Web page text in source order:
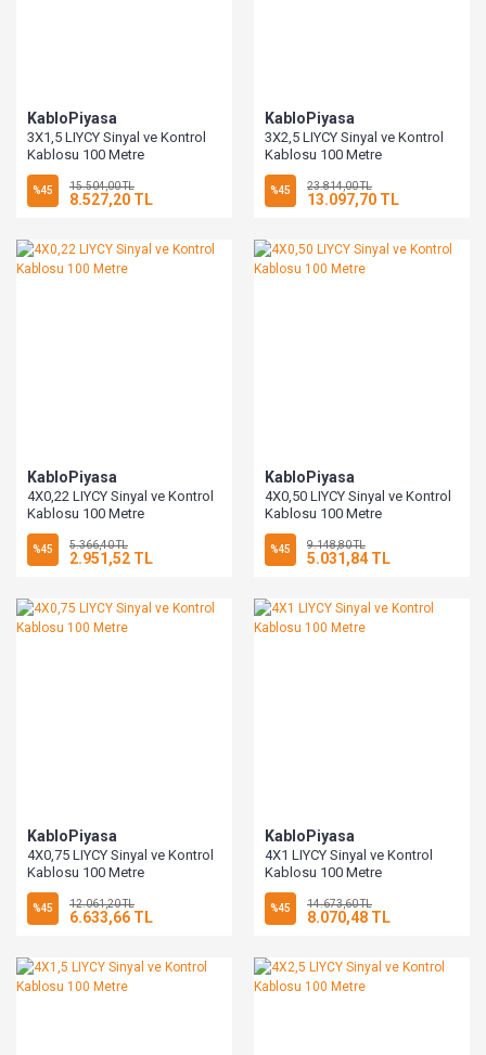
KabloPiyasa
3X1,5 LIYCY Sinyal ve Kontrol
Kablosu 100 Metre
%45 15.504,00 TL
8.527,20 TL
KabloPiyasa
3X2,5 LIYCY Sinyal ve Kontrol
Kablosu 100 Metre
%45 23.814,00 TL
13.097,70 TL
KabloPiyasa
4X0,22 LIYCY Sinyal ve Kontrol
Kablosu 100 Metre
%45 5.366,40 TL
2.951,52 TL
KabloPiyasa
4X0,50 LIYCY Sinyal ve Kontrol
Kablosu 100 Metre
%45 9.148,80 TL
5.031,84 TL
KabloPiyasa
4X0,75 LIYCY Sinyal ve Kontrol
Kablosu 100 Metre
%45 12.061,20 TL
6.633,66 TL
KabloPiyasa
4X1 LIYCY Sinyal ve Kontrol
Kablosu 100 Metre
%45 14.673,60 TL
8.070,48 TL